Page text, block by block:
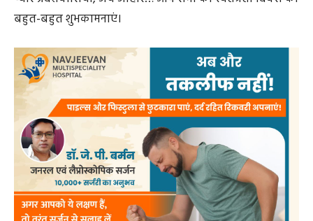
2. देश के उन्यासीवें (79वें) स्वतंत्रता दिवस के साथ-साथ हम
छत्तीसगढ़ राज्य की स्थापना के 25 गौरवशाली वर्षाें की विकास
यात्रा को ’’छत्तीसगढ़ रजत महोत्सव’’ के रूप में मना रहे हैं। मुझे
आपसे यह बात साझा करते हुए खुशी हो रही है कि हम आज के
इस शुभ दिन से छत्तीसगढ़ रजत महोत्सव का शुभारंभ कर रहे हैं।
आप सभी की भागीदारी से हम इस महोत्सव को अविस्मणीय
बनाएंगे।